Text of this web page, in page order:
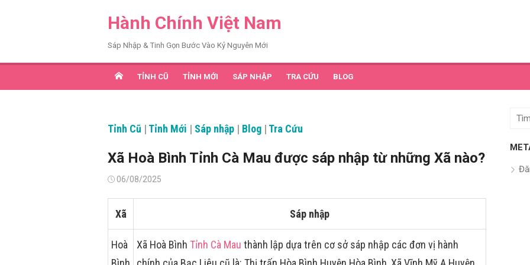
Hành Chính Việt Nam
Sáp Nhập & Tinh Gọn Bước Vào Kỷ Nguyên Mới
TỈNH CŨ TỈNH MỚI SÁP NHẬP TRA CỨU BLOG
Tỉnh Cũ | Tỉnh Mới | Sáp nhập | Blog | Tra Cứu
Xã Hoà Bình Tỉnh Cà Mau được sáp nhập từ những Xã nào?
Đăng06/08/2025
Xã Sáp nhập
Hoà
Xã Hoà Bình Tỉnh Cà Mau thành lập dựa trên cơ sở sáp nhập các đơn vị hành
Tìm
quả